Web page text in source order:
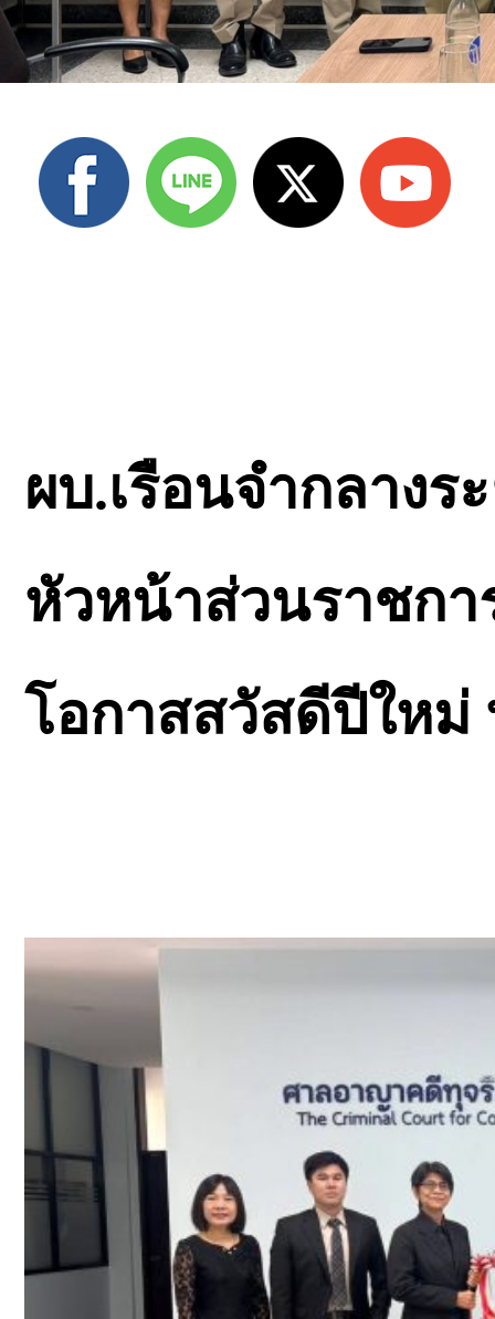
ผบ.เรือนจำกลาง
หัวหน้าส่วนราชกา
โอกาสสวัสดีปีใหม่